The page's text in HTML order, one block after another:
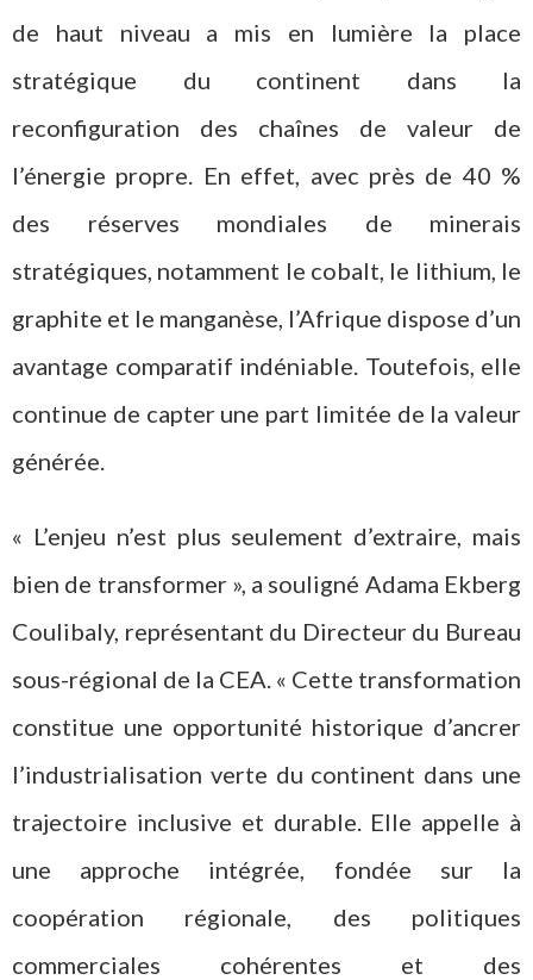
de haut niveau a mis en lumière la place
stratégique du continent dans la
reconfiguration des chaînes de valeur de
l’énergie propre. En effet, avec près de 40 %
des réserves mondiales de minerais
stratégiques, notamment le cobalt, le lithium, le
graphite et le manganèse, l’Afrique dispose d’un
avantage comparatif indéniable. Toutefois, elle
continue de capter une part limitée de la valeur
générée.
« L’enjeu n’est plus seulement d’extraire, mais
bien de transformer », a souligné Adama Ekberg
Coulibaly, représentant du Directeur du Bureau
sous-régional de la CEA. « Cette transformation
constitue une opportunité historique d’ancrer
l’industrialisation verte du continent dans une
trajectoire inclusive et durable. Elle appelle à
une approche intégrée, fondée sur la
coopération régionale, des politiques
commerciales cohérentes et des